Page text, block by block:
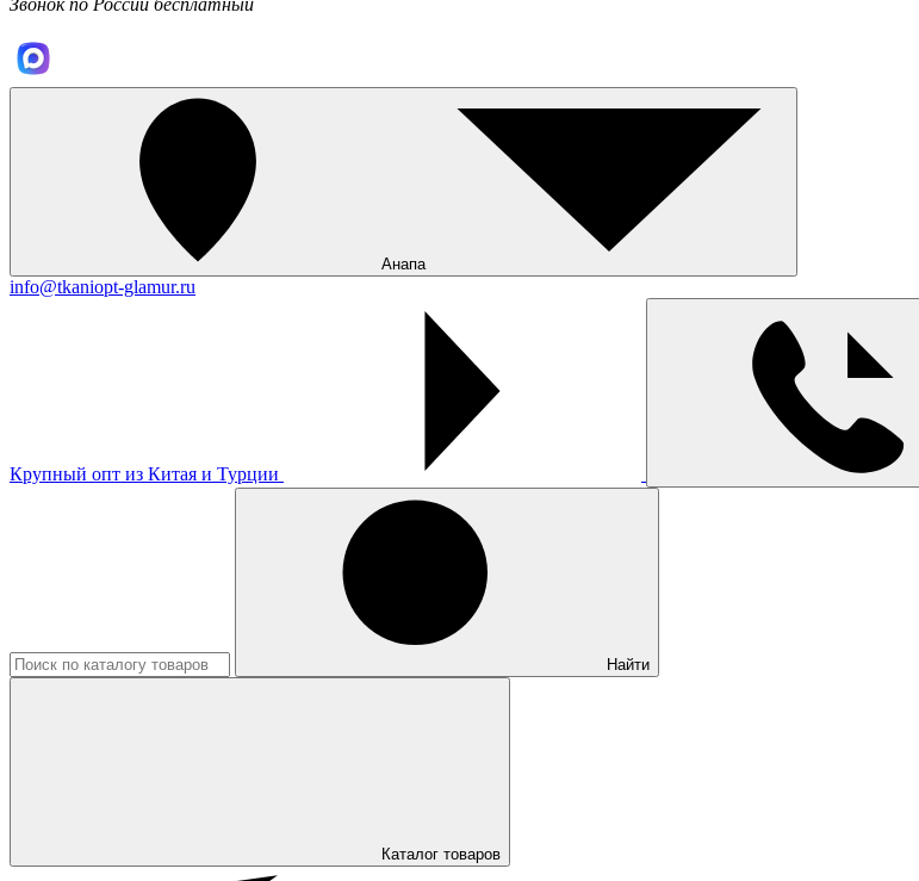
Звонок по России бесплатный
Анапа
info@tkaniopt-glamur.ru
Крупный опт из Китая и Турции
Найти
Каталог товаров